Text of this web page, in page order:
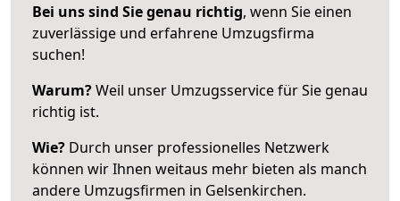
Bei uns sind Sie genau richtig, wenn Sie einen
zuverlässige und erfahrene Umzugsfirma
suchen!
Warum?Weil unser Umzugsservice für Sie genau
richtig ist.
Wie? Durch unser professionelles Netzwerk
können wir Ihnen weitaus mehr bieten als manch
andere Umzugsfirmen in Gelsenkirchen.